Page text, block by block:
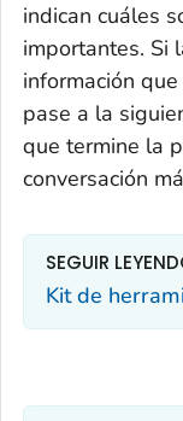
indican cuáles
importantes. Si
información
pase a la
que termine la
conversación
SEGUIR
Kit de